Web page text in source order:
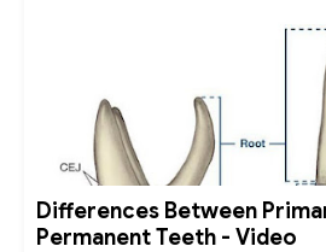
Differences Between
Permanent Teeth - Video